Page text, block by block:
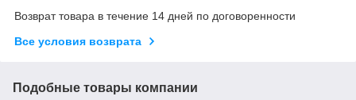
Возврат товара в течение 14 дней по договоренности
Все условия возврата
Подобные товары компании